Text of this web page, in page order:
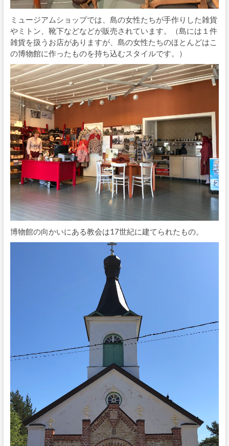
ミュージアムショップでは、島の女性たちが手作りした雑貨
やミトン、靴下などなどが販売されています。（島には１件
雑貨を扱うお店がありますが、島の女性たちのほとんどはこ
の博物館に作ったものを持ち込むスタイルです。）
博物館の向かいにある教会は17世紀に建てられたもの。